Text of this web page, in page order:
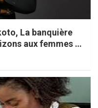
La banquière
aux femmes et